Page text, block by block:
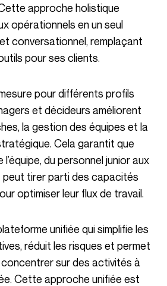
approche holistique
opérationnels en un seul
conversationnel, remplaçant
pour ses clients.
et décideurs améliorent
la gestion des équipes et la
Cela garantit que
du personnel junior aux
peut tirer parti des capacités
optimiser leur flux de travail.
réduit les risques et permet
sur des activités à
Cette approche unifiée est